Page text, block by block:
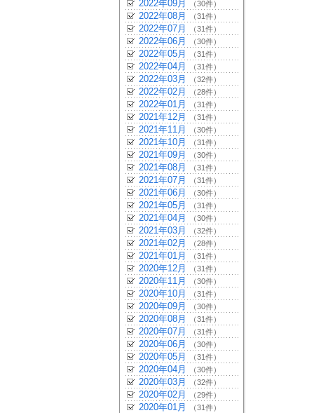
2022年09月 （30件）
2022年08月 （31件）
2022年07月 （31件）
2022年06月 （30件）
2022年05月 （31件）
2022年04月 （31件）
2022年03月 （32件）
2022年02月 （28件）
2022年01月 （31件）
2021年12月 （31件）
2021年11月 （30件）
2021年10月 （31件）
2021年09月 （30件）
2021年08月 （31件）
2021年07月 （31件）
2021年06月 （30件）
2021年05月 （31件）
2021年04月 （30件）
2021年03月 （32件）
2021年02月 （28件）
2021年01月 （31件）
2020年12月 （31件）
2020年11月 （30件）
2020年10月 （31件）
2020年09月 （30件）
2020年08月 （31件）
2020年07月 （31件）
2020年06月 （30件）
2020年05月 （31件）
2020年04月 （30件）
2020年03月 （32件）
2020年02月 （29件）
2020年01月 （31件）